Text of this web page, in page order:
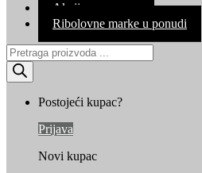
Akcija
Ribolovne marke u ponudi
Products
search
Postojeći kupac?
Prijava
Novi kupac